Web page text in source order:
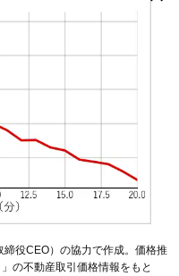
する
ス
目
万円
で
する
1,586万円
1,323万円
1,224万円 52.5%
1,194万円 57.3%
923万円 51.4%
役CEO）の協力で作成。価格推
」の不動産取引価格情報をもと
長沼町 中野上町
中野山王
元横山町八木町山田町
王八王子駅
京王堀之内駅